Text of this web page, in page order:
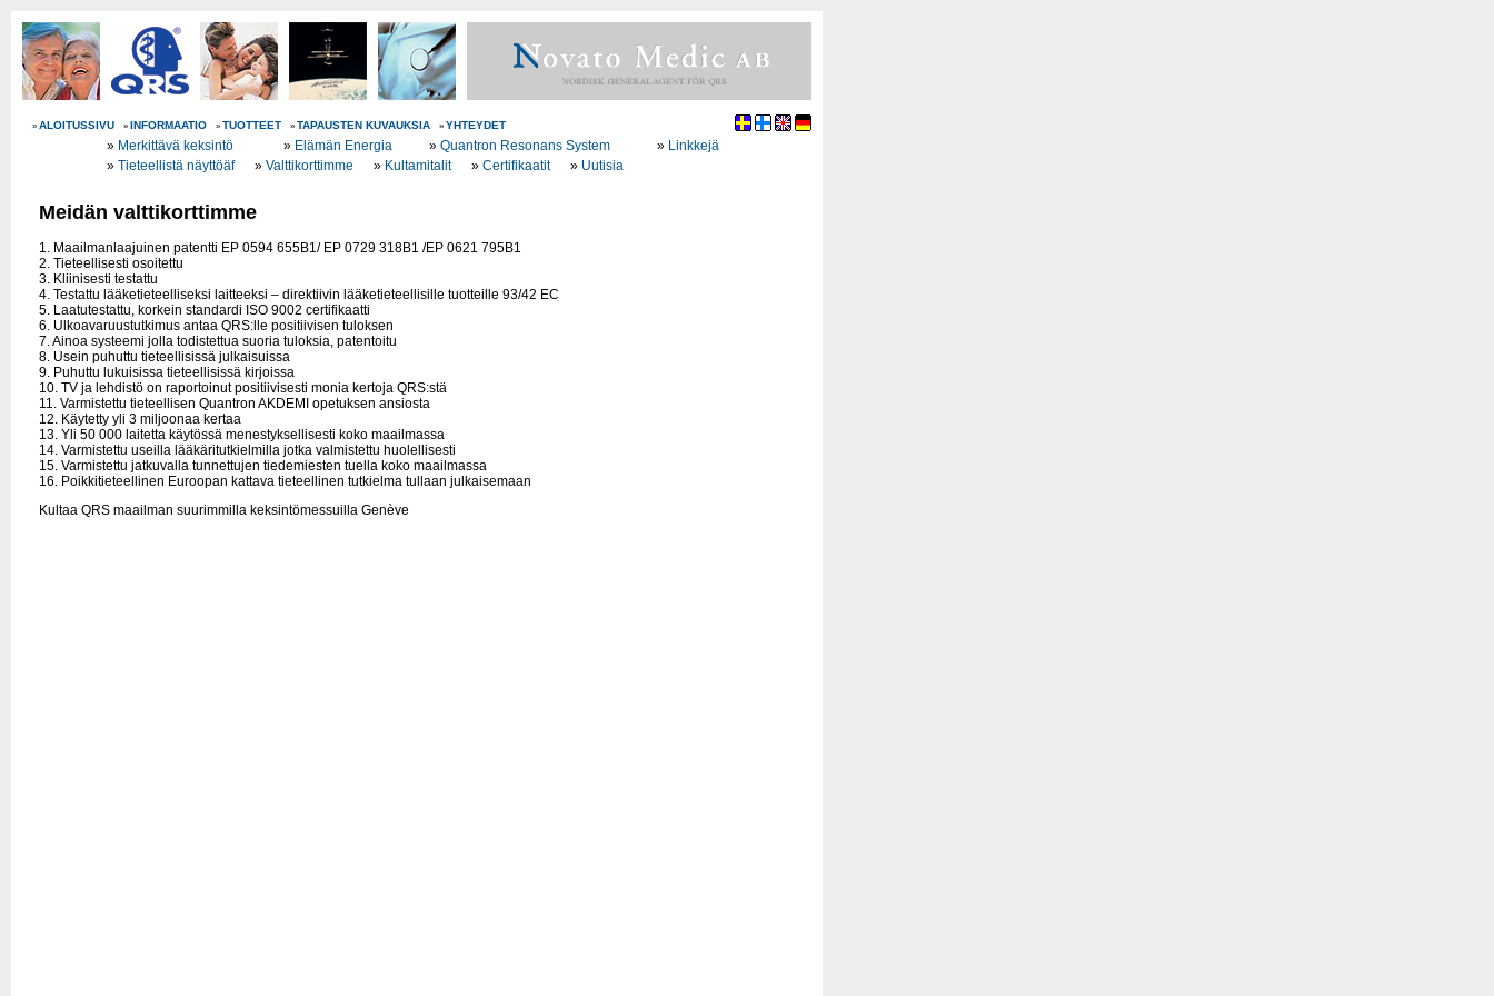
» ALOITUSSIVU » INFORMAATIO » TUOTTEET » TAPAUSTEN KUVAUKSIA » YHTEYDET
» Merkittävä keksintö » Elämän Energia » Quantron Resonans System » Linkkejä
» Tieteellistä näyttöäf » Valttikorttimme » Kultamitalit » Certifikaatit » Uutisia
Meidän valttikorttimme
1. Maailmanlaajuinen patentti EP 0594 655B1/ EP 0729 318B1 /EP 0621 795B1
2. Tieteellisesti osoitettu
3. Kliinisesti testattu
4. Testattu lääketieteelliseksi laitteeksi – direktiivin lääketieteellisille tuotteille 93/42 EC
5. Laatutestattu, korkein standardi ISO 9002 certifikaatti
6. Ulkoavaruustutkimus antaa QRS:lle positiivisen tuloksen
7. Ainoa systeemi jolla todistettua suoria tuloksia, patentoitu
8. Usein puhuttu tieteellisissä julkaisuissa
9. Puhuttu lukuisissa tieteellisissä kirjoissa
10. TV ja lehdistö on raportoinut positiivisesti monia kertoja QRS:stä
11. Varmistettu tieteellisen Quantron AKDEMI opetuksen ansiosta
12. Käytetty yli 3 miljoonaa kertaa
13. Yli 50 000 laitetta käytössä menestyksellisesti koko maailmassa
14. Varmistettu useilla lääkäritutkielmilla jotka valmistettu huolellisesti
15. Varmistettu jatkuvalla tunnettujen tiedemiesten tuella koko maailmassa
16. Poikkitieteellinen Euroopan kattava tieteellinen tutkielma tullaan julkaisemaan
Kultaa QRS maailman suurimmilla keksintömessuilla Genève